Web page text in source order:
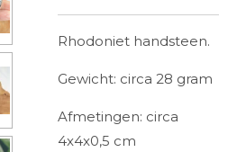
Rhodoniet handsteen.
Gewicht: circa 28 gram
Afmetingen: circa
4x4x0,5 cm